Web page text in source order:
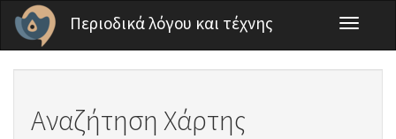
Παράκαμψη προς το κυρίως περιεχόμενο
Περιοδικά λόγου και τέχνης
Toggle
Αναζήτηση Χάρτης